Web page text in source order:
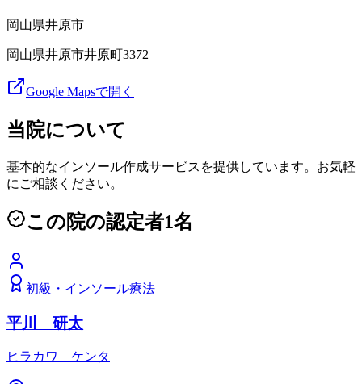
岡山県井原市
岡山県井原市井原町3372
Google Mapsで開く
当院について
基本的なインソール作成サービスを提供しています。お気軽
にご相談ください。
この院の認定者1名
初級 ・ インソール療法
平川 研太
ヒラカワ ケンタ